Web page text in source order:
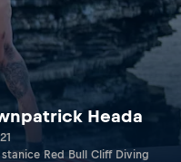
Heada
Red Bull Cliff Diving